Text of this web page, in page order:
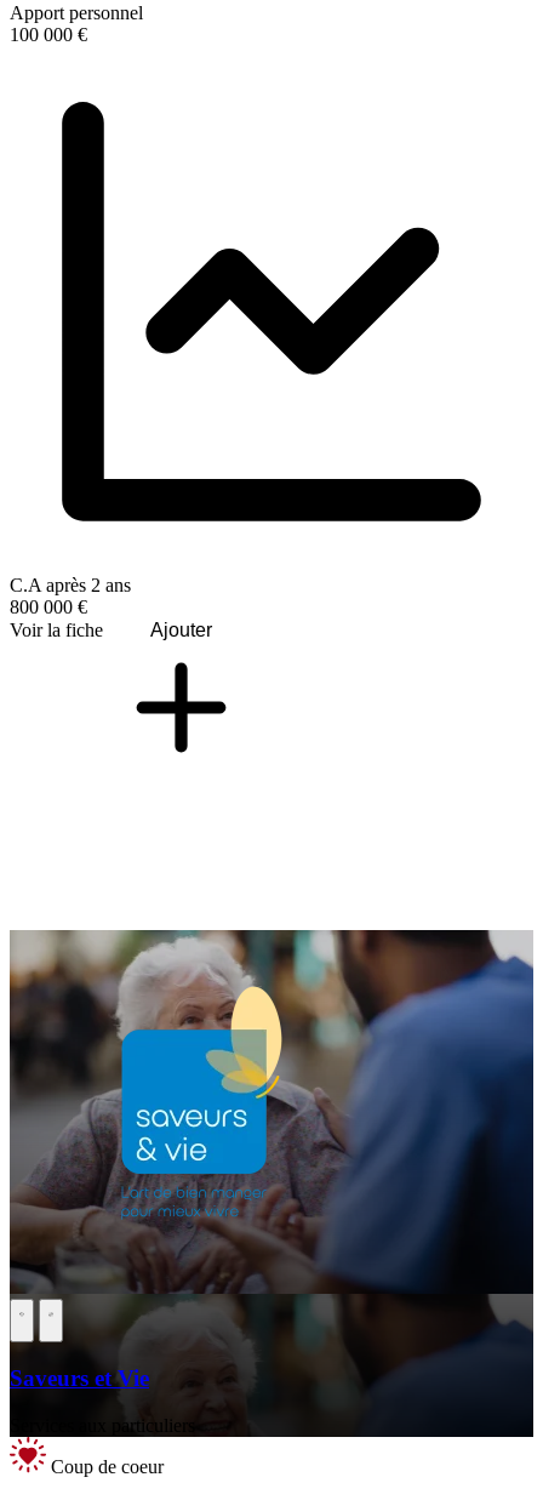
Apport personnel
100 000 €
C.A après 2 ans
800 000 €
Voir la fiche
Ajouter
Saveurs et Vie
Services aux particuliers
Coup de coeur